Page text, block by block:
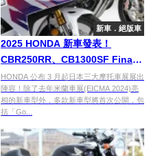
新車．絕版車
2025 HONDA 新車發表！
CBR250RR、CB1300SF Final
Edition、Gold Wing 50 週年紀
念版即將亮相！
HONDA 公布 3 月起日本三大摩托車展展出
陣容！除了去年米蘭車展(EICMA 2024)亮
相的新車型外，多款新車型將首次公開，包
括「Go...